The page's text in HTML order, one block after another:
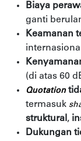
Biaya
ganti
Keamanan
(di atas 60
Quotation
termasuk
struktural ,
Dukungan